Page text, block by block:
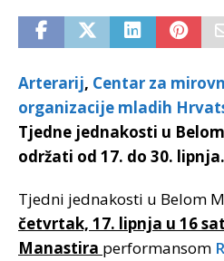
Arterarij, Centar za
organizacije mladih
Tjedne jednakosti u
održati od 17. do 30. lipnja.
Tjedni jednakosti u Belom
četvrtak, 17. lipnja u 16
Manastira performansom